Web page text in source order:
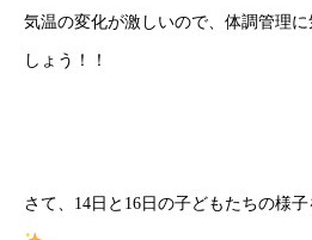
気温の変化が激しいので、体調管理
しょう！！
さて、14日と16日の子どもたちの様